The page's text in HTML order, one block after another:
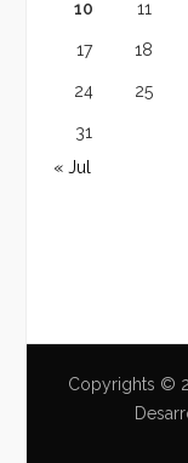
10 11
17 18
24 25
31
« Jul
Copyrights ©